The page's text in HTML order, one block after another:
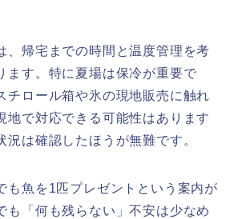
、帰宅までの時間と温度管理を考
ます。特に夏場は保冷が重要で
チロール箱や氷の現地販売に触れ
地で対応できる可能性はあります
況は確認したほうが無難です。
も魚を1匹プレゼントという案内が
も「何も残らない」不安は少なめ